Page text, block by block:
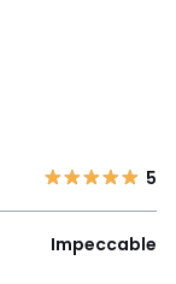
5
Impeccable